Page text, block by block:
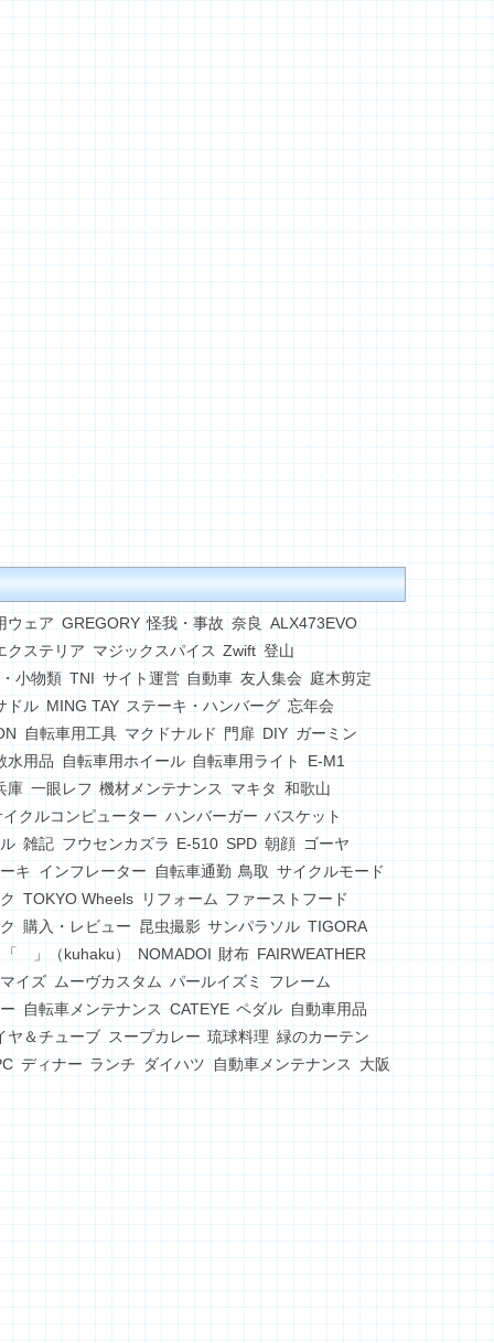
ウェア GREGORY 怪我・事故 奈良 ALX473EVO
クステリア マジックスパイス Zwift 登山
小物類 TNI サイト運営 自動車 友人集会 庭木剪定
ドル MING TAY ステーキ・ハンバーグ 忘年会
自転車用工具 マクドナルド 門扉 DIY ガーミン
水用品 自転車用ホイール 自転車用ライト
E-M1
庫 一眼レフ 機材メンテナンス マキタ 和歌山
イクルコンピューター ハンバーガー バスケット
雑記 フウセンカズラ E-510 SPD 朝顔 ゴーヤ
キ インフレーター 自転車通勤 鳥取 サイクルモード
TOKYO Wheels リフォーム ファーストフード
購入・レビュー 昆虫撮影 サンパラソル TIGORA
「 」（kuhaku）
NOMADOI 財布 FAIRWEATHER
イズ ムーヴカスタム パールイズミ フレーム
自転車メンテナンス CATEYE ペダル 自動車用品
ヤ＆チューブ スープカレー 琉球料理 緑のカーテン
ディナー ランチ ダイハツ 自動車メンテナンス 大阪